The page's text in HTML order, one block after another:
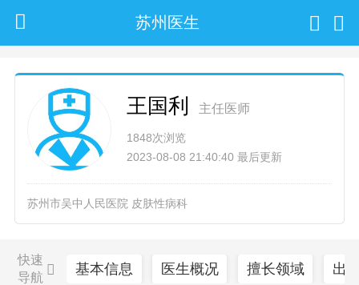
苏州医生
王国利 主任医师
1848次浏览
2023-08-08 21:40:40 最后更新
苏州市吴中人民医院 皮肤性病科
快速
导航
基本信息 医生概况 擅长领域 出